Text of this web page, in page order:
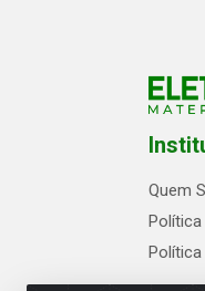
Quem
Política
Política